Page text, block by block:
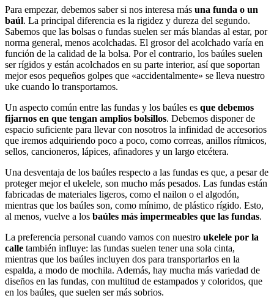
Para empezar, debemos saber si nos interesa más una funda o un
baúl. La principal diferencia es la rigidez y dureza del segundo.
Sabemos que las bolsas o fundas suelen ser más blandas al estar, por
norma general, menos acolchadas. El grosor del acolchado varía en
función de la calidad de la bolsa. Por el contrario, los baúles suelen
ser rígidos y están acolchados en su parte interior, así que soportan
mejor esos pequeños golpes que «accidentalmente» se lleva nuestro
uke cuando lo transportamos.
Un aspecto común entre las fundas y los baúles es que debemos
fijarnos en que tengan amplios bolsillos. Debemos disponer de
espacio suficiente para llevar con nosotros la infinidad de accesorios
que iremos adquiriendo poco a poco, como correas, anillos rítmicos,
sellos, cancioneros, lápices, afinadores y un largo etcétera.
Una desventaja de los baúles respecto a las fundas es que, a pesar de
proteger mejor el ukelele, son mucho más pesados. Las fundas están
fabricadas de materiales ligeros, como el nailon o el algodón,
mientras que los baúles son, como mínimo, de plástico rígido. Esto,
al menos, vuelve a los baúles más impermeables que las fundas.
La preferencia personal cuando vamos con nuestro ukelele por la
calle también influye: las fundas suelen tener una sola cinta,
mientras que los baúles incluyen dos para transportarlos en la
espalda, a modo de mochila. Además, hay mucha más variedad de
diseños en las fundas, con multitud de estampados y coloridos, que
en los baúles, que suelen ser más sobrios.